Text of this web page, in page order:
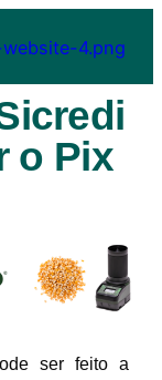
o Pix
ser feito a